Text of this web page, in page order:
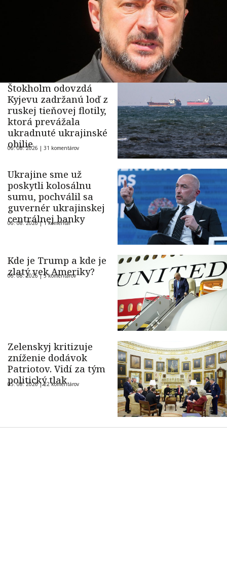
Štokholm odovzdá
Kyjevu zadržanú loď z
ruskej tieňovej flotily,
ktorá prevážala
ukradnuté ukrajinské
obilie
06. 08. 2026 | 31 komentárov
Ukrajine sme už
poskytli kolosálnu
sumu, pochválil sa
guvernér ukrajinskej
centrálnej banky
06. 08. 2026 |1 komentár
Kde je Trump a kde je
zlatý vek Ameriky?
06. 08. 2026 |5 komentárov
Zelenskyj kritizuje
zníženie dodávok
Patriotov. Vidí za tým
politický tlak
05. 08. 2026 |22 komentárov